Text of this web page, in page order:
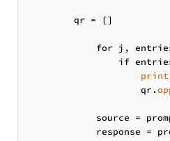
        qr = []
for j,
if
print
                    qr.
source =
response =